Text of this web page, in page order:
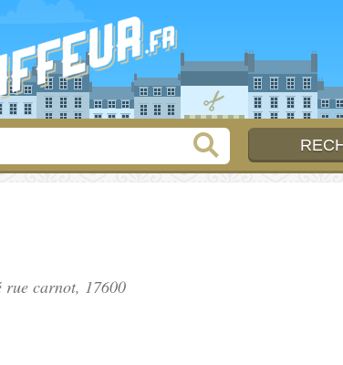
rue carnot, 17600